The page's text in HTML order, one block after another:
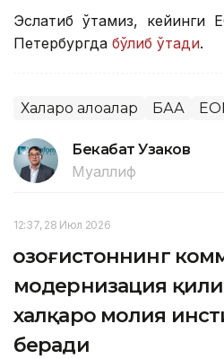
Эслатиб ўтамиз, кейинги
Петербургда бўлиб ўтади.
Халқаро алоқалар БАА
Бекабат Узаков
Муаллиф
12:37, 28 Июл 2026
Қозоғистоннинг
модернизация
халқаро молия
беради